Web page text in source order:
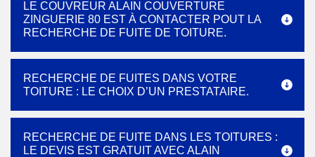
LE COUVREUR ALAIN COUVERTURE
ZINGUERIE 80 EST À CONTACTER POUT LA
RECHERCHE DE FUITE DE TOITURE.
RECHERCHE DE FUITES DANS VOTRE
TOITURE : LE CHOIX D’UN PRESTATAIRE.
RECHERCHE DE FUITE DANS LES TOITURES :
LE DEVIS EST GRATUIT AVEC ALAIN